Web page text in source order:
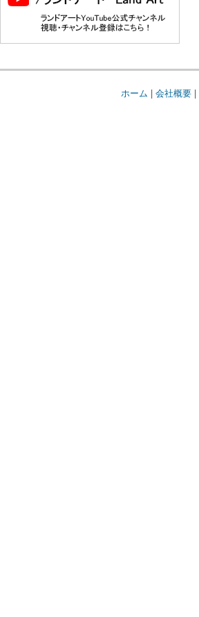
ホーム | 会社概要|